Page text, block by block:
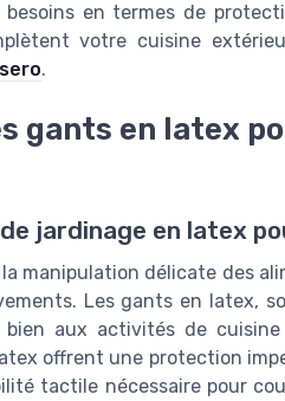
en termes de
votre cuisine
.
gants en latex
jardinage en latex
manipulation délicate des
Les gants en latex,
aux activités de
offrent une protection
tactile nécessaire pour